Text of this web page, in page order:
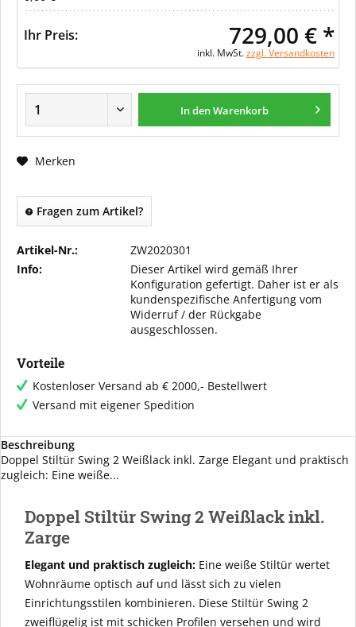
Ihr Preis: 729,00 € *
inkl. MwSt.zzgl. Versandkosten
In den Warenkorb
Merken
Fragen zum Artikel?
Artikel-Nr.:
ZW2020301
Info:
Dieser Artikel wird gemäß Ihrer
Konfiguration gefertigt. Daher ist er als
kundenspezifische Anfertigung vom
Widerruf / der Rückgabe
ausgeschlossen.
Vorteile
Kostenloser Versand ab € 2000,- Bestellwert
Versand mit eigener Spedition
Beschreibung
Doppel Stiltür Swing 2 Weißlack inkl. Zarge Elegant und praktisch
zugleich: Eine weiße...
Doppel Stiltür Swing 2 Weißlack inkl.
Zarge
Elegant und praktisch zugleich: Eine weiße Stiltür wertet
Wohnräume optisch auf und lässt sich zu vielen
Einrichtungsstilen kombinieren. Diese Stiltür Swing 2
zweiflügelig ist mit schicken Profilen versehen und wird